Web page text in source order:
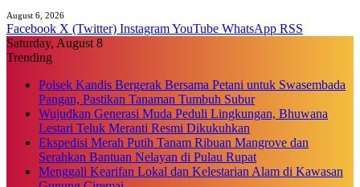
August 6, 2026
Facebook X (Twitter) InstagramYouTube WhatsApp RSS
Saturday, August 8
Trending
Polsek Kandis Bergerak Bersama Petani untuk Swasembada
Pangan, Pastikan Tanaman Tumbuh Subur
Wujudkan Generasi Muda Peduli Lingkungan, Bhuwana
Lestari Teluk Meranti Resmi Dikukuhkan
Ekspedisi Merah Putih Tanam Ribuan Mangrove dan
Serahkan Bantuan Nelayan di Pulau Rupat
Menggali Kearifan Lokal dan Kelestarian Alam di Kawasan